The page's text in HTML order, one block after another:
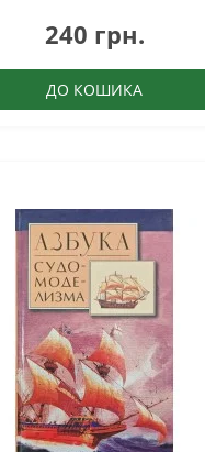
240 грн.
ДО КОШИКА